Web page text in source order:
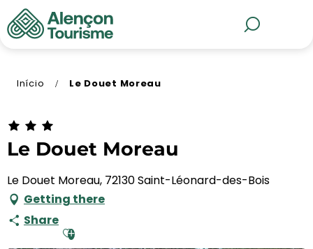
Aller
au
contenu
Início Le Douet Moreau
Le Douet Moreau
Le Douet Moreau, 72130 Saint-Léonard-des-Bois
Getting there
Share Ajouter aux favoris